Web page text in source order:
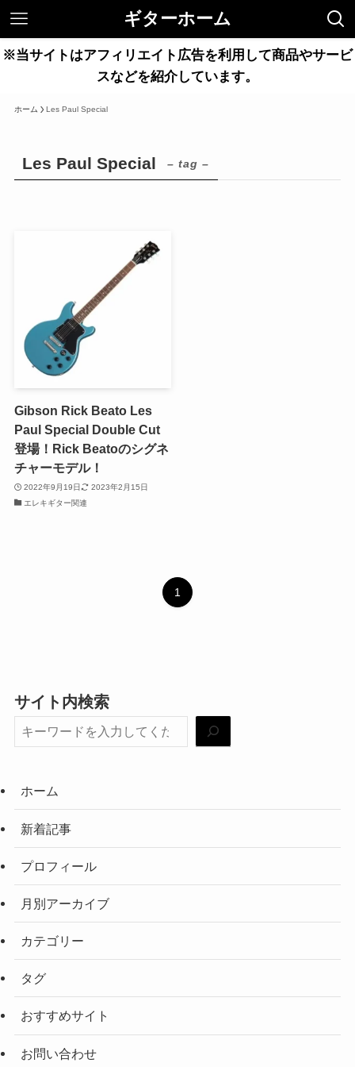
ギターホーム
※当サイトはアフィリエイト広告を利用して商品やサービ
スなどを紹介しています。
ホーム Les Paul Special
Les Paul Special – tag –
Gibson Rick Beato Les
Paul Special Double Cut
登場！Rick Beatoのシグネ
チャーモデル！
2022年9月19日
2023年2月15日
エレキギター関連
1
サイト内検索
ホーム
新着記事
プロフィール
月別アーカイブ
カテゴリー
タグ
おすすめサイト
お問い合わせ